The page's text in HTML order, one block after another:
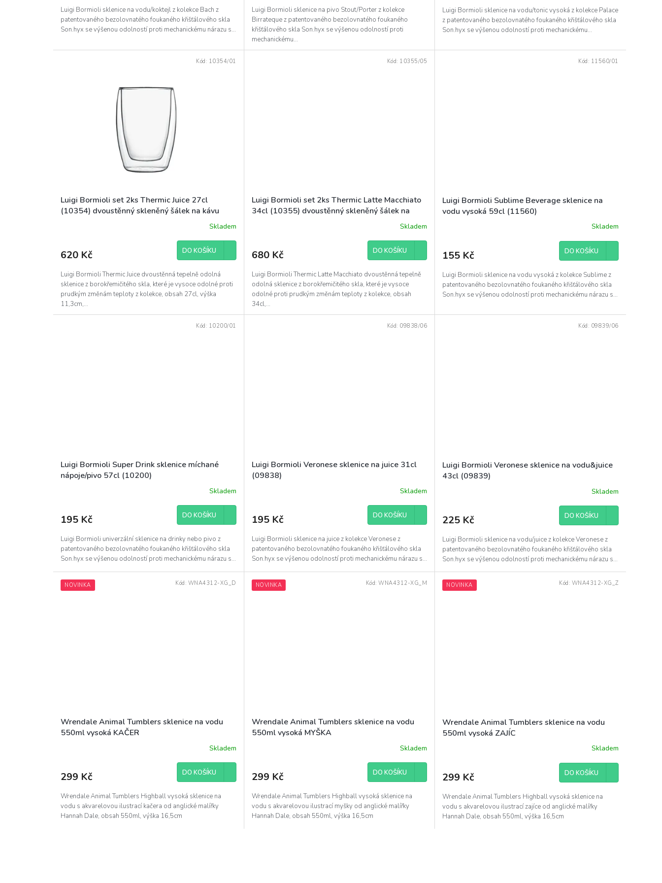
Luigi Bormioli sklenice na vodu/koktejl z kolekce Bach z
patentovaného bezolovnatého foukaného křišťálového skla
Son.hyx se výšenou odolností proti mechanickému nárazu s...
Luigi Bormioli sklenice na pivo Stout/Porter z kolekce
Birrateque z patentovaného bezolovnatého foukaného
křišťálového skla Son.hyx se výšenou odolností proti
mechanickému...
Luigi Bormioli sklenice na vodu/tonic vysoká z kolekce Palace
z patentovaného bezolovnatého foukaného křišťálového skla
Son.hyx se výšenou odolností proti mechanickému...
Luigi Bormioli set 2ks Thermic Juice 27cl
(10354) dvoustěnný skleněný šálek na kávu
Skladem
620 Kč DO KOŠÍKU
Luigi Bormioli Thermic Juice dvoustěnná tepelně odolná
sklenice z borokřemičitého skla, které je vysoce odolné proti
prudkým změnám teploty z kolekce, obsah 27cl, výška
11,3cm,...
Kód: 10354/01
Luigi Bormioli set 2ks Thermic Latte Macchiato
34cl (10355) dvoustěnný skleněný šálek na
Skladem
680 Kč DO KOŠÍKU
Luigi Bormioli Thermic Latte Macchiato dvoustěnná tepelně
odolná sklenice z borokřemičitého skla, které je vysoce
odolné proti prudkým změnám teploty z kolekce, obsah
34cl,...
Kód: 10355/05
Luigi Bormioli Sublime Beverage sklenice na
vodu vysoká 59cl (11560)
Skladem
155 Kč DO KOŠÍKU
Luigi Bormioli sklenice na vodu vysoká z kolekce Sublime z
patentovaného bezolovnatého foukaného křišťálového skla
Son.hyx se výšenou odolností proti mechanickému nárazu s...
Kód: 11560/01
Luigi Bormioli Super Drink sklenice míchané
nápoje/pivo 57cl (10200)
Skladem
195 Kč DO KOŠÍKU
Luigi Bormioli univerzální sklenice na drinky nebo pivo z
patentovaného bezolovnatého foukaného křišťálového skla
Son.hyx se výšenou odolností proti mechanickému nárazu s...
Kód: 10200/01
Luigi Bormioli Veronese sklenice na juice 31cl
(09838)
Skladem
195 Kč DO KOŠÍKU
Luigi Bormioli sklenice na juice z kolekce Veronese z
patentovaného bezolovnatého foukaného křišťálového skla
Son.hyx se výšenou odolností proti mechanickému nárazu s...
Kód: 09838/06
Luigi Bormioli Veronese sklenice na vodu&juice
43cl (09839)
Skladem
225 Kč DO KOŠÍKU
Luigi Bormioli sklenice na vodu/juice z kolekce Veronese z
patentovaného bezolovnatého foukaného křišťálového skla
Son.hyx se výšenou odolností proti mechanickému nárazu s...
Kód: 09839/06
NOVINKA
Wrendale Animal Tumblers sklenice na vodu
550ml vysoká KAČER
Skladem
299 Kč DO KOŠÍKU
Wrendale Animal Tumblers Highball vysoká sklenice na
vodu s akvarelovou ilustrací kačera od anglické malířky
Hannah Dale, obsah 550ml, výška 16,5cm
Kód: WNA4312-XG_D NOVINKA
Wrendale Animal Tumblers sklenice na vodu
550ml vysoká MYŠKA
Skladem
299 Kč DO KOŠÍKU
Wrendale Animal Tumblers Highball vysoká sklenice na
vodu s akvarelovou ilustrací myšky od anglické malířky
Hannah Dale, obsah 550ml, výška 16,5cm
Kód:WNA4312-XG_M NOVINKA
Wrendale Animal Tumblers sklenice na vodu
550ml vysoká ZAJÍC
Skladem
299 Kč DO KOŠÍKU
Wrendale Animal Tumblers Highball vysoká sklenice na
vodu s akvarelovou ilustrací zajíce od anglické malířky
Hannah Dale, obsah 550ml, výška 16,5cm
Kód: WNA4312-XG_Z